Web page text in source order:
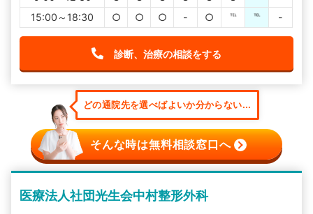
15:00～18:30
○ ○ ○ - ○ ℡ ℡ -
診断、治療の相談をする
どの通院先を選べばよいか分からない...
そんな時は無料相談窓口へ
医療法人社団光生会中村整形外科